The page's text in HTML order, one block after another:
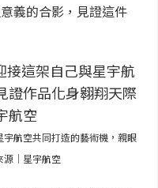
義的合影，見證這件
航空共同打造的藝術機，親眼
源｜星宇航空